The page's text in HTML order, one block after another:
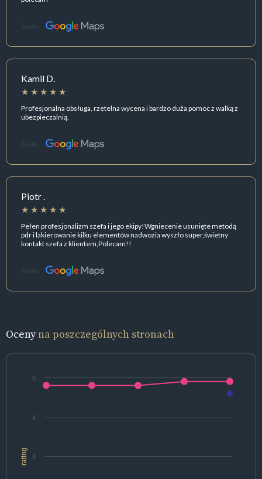
Źródło:
Kamil D.
Profesjonalna obsługa, rzetelna wycena i bardzo duża pomoc z walką z
ubezpieczalnią.
Źródło:
Piotr .
Pełen profesjonalizm szefa i jego ekipy!Wgniecenie usunięte metodą
pdr i lakierowanie kilku elementów nadwozia wyszło super,świetny
kontakt szefa z klientem,Polecam!!
Źródło:
Ocenyna poszczególnych stronach
rating 3
4
5